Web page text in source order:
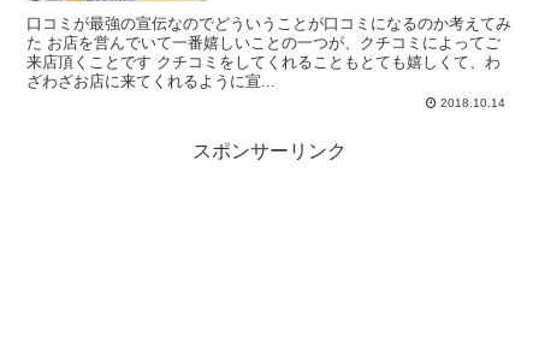
口コミが最強の宣伝なのでどういうことが口コミになるのか考えてみ
た お店を営んでいて一番嬉しいことの一つが、クチコミによってご
来店頂くことです クチコミをしてくれることもとても嬉しくて、わ
ざわざお店に来てくれるように宣...
2018.10.14
スポンサーリンク